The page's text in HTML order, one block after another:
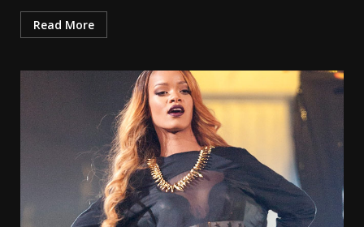
Read More